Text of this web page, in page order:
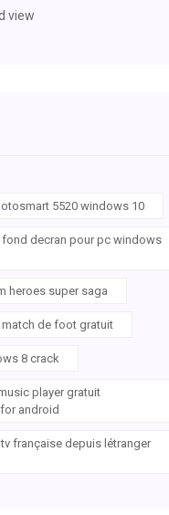
view
5520 windows 10
fond decran pour pc windows
heroes super saga
match de foot gratuit
8 crack
player gratuit
android
française depuis létranger